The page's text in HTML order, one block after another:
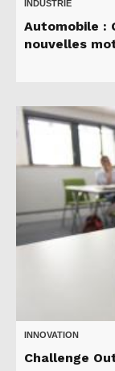
INDUSTRIE
Automobile :
nouvelles
INNOVATION
Challenge